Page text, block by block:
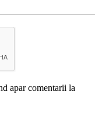
apar comentarii la